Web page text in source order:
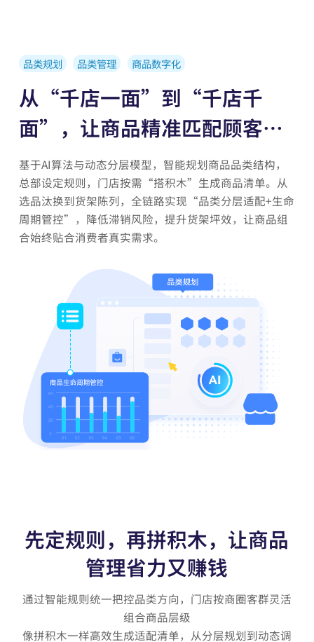
品类规划 品类管理 商品数字化
从“千店一面”到“千店千
面”，让商品精准匹配顾客需
求
基于AI算法与动态分层模型，智能规划商品品类结构，
总部设定规则，门店按需“搭积木”生成商品清单。从
选品汰换到货架陈列，全链路实现“品类分层适配+生命
周期管控”，降低滞销风险，提升货架坪效，让商品组
合始终贴合消费者真实需求。
先定规则，再拼积木，让商品
管理省力又赚钱
通过智能规则统一把控品类方向，门店按商圈客群灵活
组合商品层级
像拼积木一样高效生成适配清单，从分层规划到动态调